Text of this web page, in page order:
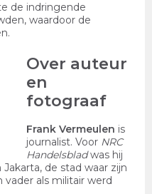
de indringende
waardoor de
Over auteur
en
fotograaf
Frank Vermeulen is
journalist. Voor NRC
Handelsbladwas hij
de stad waar zijn
als militair werd